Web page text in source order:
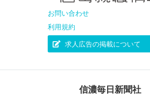
お問い合わせ
利用規約
求人広告の掲載について
信濃毎日新聞社